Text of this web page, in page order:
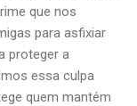
que nos
para asfixiar
proteger a
essa culpa
quem mantém